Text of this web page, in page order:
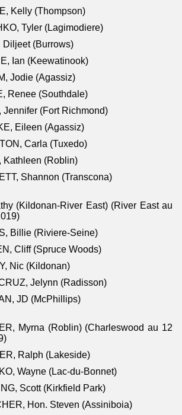
Kelly (Thompson)
Tyler (Lagimodiere)
Diljeet (Burrows)
Ian (Keewatinook)
Jodie (Agassiz)
Renee (Southdale)
Jennifer (Fort Richmond)
Eileen (Agassiz)
Carla (Tuxedo)
Kathleen (Roblin)
Shannon (Transcona)
(Kildonan-River East) (River East au
Billie (Riviere-Seine)
Cliff (Spruce Woods)
Nic (Kildonan)
Jelynn (Radisson)
JD (McPhillips)
Myrna (Roblin) (Charleswood au 12
Ralph (Lakeside)
Wayne (Lac-du-Bonnet)
Scott (Kirkfield Park)
Hon. Steven (Assiniboia)